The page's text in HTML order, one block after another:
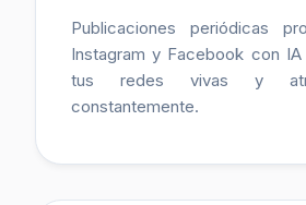
Publicaciones periódicas
Instagram y Facebook con IA
tus redes vivas y
constantemente.